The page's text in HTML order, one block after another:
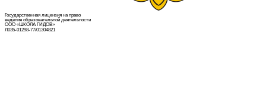
Государственная лицензия на право
ведения образовательной деятельности
ООО «ШКОЛА ГИДОВ»
Л035-01298-77/01304821